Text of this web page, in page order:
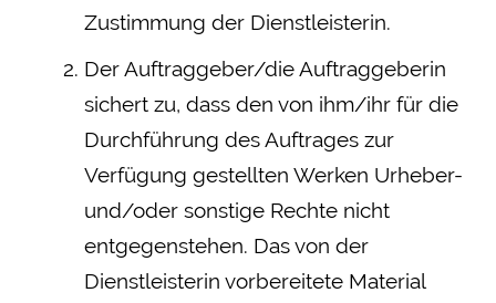
Zustimmung der Dienstleisterin.
Der Auftraggeber/die Auftraggeberin
sichert zu, dass den von ihm/ihr für die
Durchführung des Auftrages zur
Verfügung gestellten Werken Urheber-
und/oder sonstige Rechte nicht
entgegenstehen. Das von der
Dienstleisterin vorbereitete Material